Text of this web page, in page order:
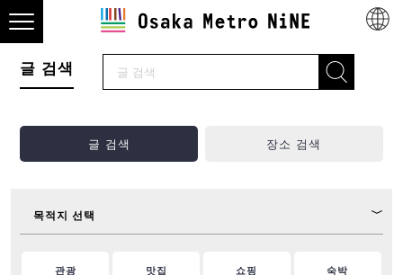
글 검색
글 검색 장소 검색
목적지 선택
관광 맛집 쇼핑 숙박